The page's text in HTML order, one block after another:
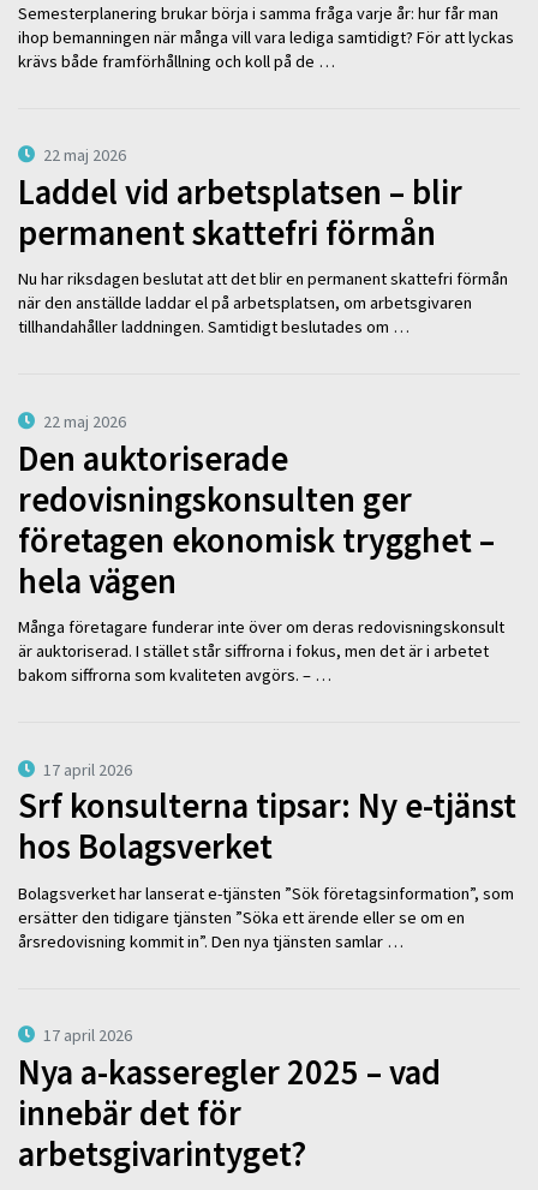
Semesterplanering brukar börja i samma fråga varje år: hur får man
ihop bemanningen när många vill vara lediga samtidigt? För att lyckas
krävs både framförhållning och koll på de …
22 maj 2026
Laddel vid arbetsplatsen – blir
permanent skattefri förmån
Nu har riksdagen beslutat att det blir en permanent skattefri förmån
när den anställde laddar el på arbetsplatsen, om arbetsgivaren
tillhandahåller laddningen. Samtidigt beslutades om …
22 maj 2026
Den auktoriserade
redovisningskonsulten ger
företagen ekonomisk trygghet –
hela vägen
Många företagare funderar inte över om deras redovisningskonsult
är auktoriserad. I stället står siffrorna i fokus, men det är i arbetet
bakom siffrorna som kvaliteten avgörs. – …
17 april 2026
Srf konsulterna tipsar: Ny e-tjänst
hos Bolagsverket
Bolagsverket har lanserat e-tjänsten ”Sök företagsinformation”, som
ersätter den tidigare tjänsten ”Söka ett ärende eller se om en
årsredovisning kommit in”. Den nya tjänsten samlar …
17 april 2026
Nya a-kasseregler 2025 – vad
innebär det för
arbetsgivarintyget?